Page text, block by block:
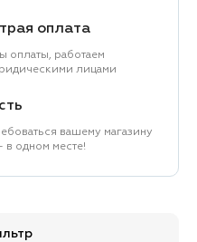
оплата
оплаты, работаем
лицами
вашему магазину
одном месте!